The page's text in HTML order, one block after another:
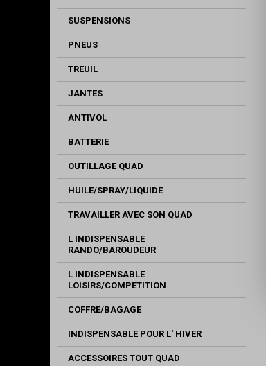
SUSPENSIONS
PNEUS
TREUIL
JANTES
ANTIVOL
BATTERIE
OUTILLAGE QUAD
HUILE/SPRAY/LIQUIDE
TRAVAILLER AVEC SON QUAD
L INDISPENSABLE
RANDO/BAROUDEUR
L INDISPENSABLE
LOISIRS/COMPETITION
COFFRE/BAGAGE
INDISPENSABLE POUR L' HIVER
ACCESSOIRES TOUT QUAD